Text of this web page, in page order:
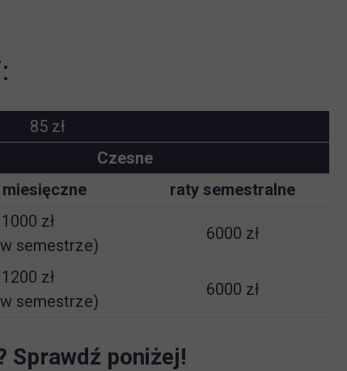
85 zł
Czesne
raty semestralne
1000 zł
semestrze)
6000 zł
1200 zł
semestrze)
6000 zł
Sprawdź poniżej!